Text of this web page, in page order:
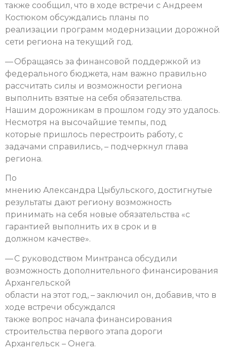
также сообщил, что в ходе встречи с Андреем
Костюком обсуждались планы по
реализации программ модернизации дорожной
сети региона на текущий год.
— Обращаясь за финансовой поддержкой из
федерального бюджета, нам важно правильно
рассчитать силы и возможности региона
выполнить взятые на себя обязательства.
Нашим дорожникам в прошлом году это удалось.
Несмотря на высочайшие темпы, под
которые пришлось перестроить работу, с
задачами справились, – подчеркнул глава
региона.
По
мнению Александра Цыбульского, достигнутые
результаты дают региону возможность
принимать на себя новые обязательства «с
гарантией выполнить их в срок и в
должном качестве».
— С руководством Минтранса обсудили
возможность дополнительного финансирования
Архангельской
области на этот год, – заключил он, добавив, что в
ходе встречи обсуждался
также вопрос начала финансирования
строительства первого этапа дороги
Архангельск – Онега.